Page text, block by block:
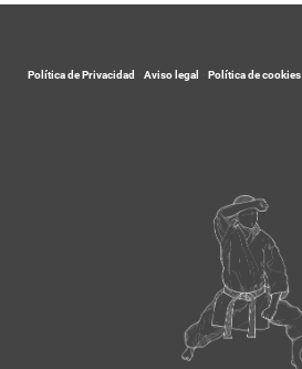
Política de Privacidad Aviso legal Política de cookies